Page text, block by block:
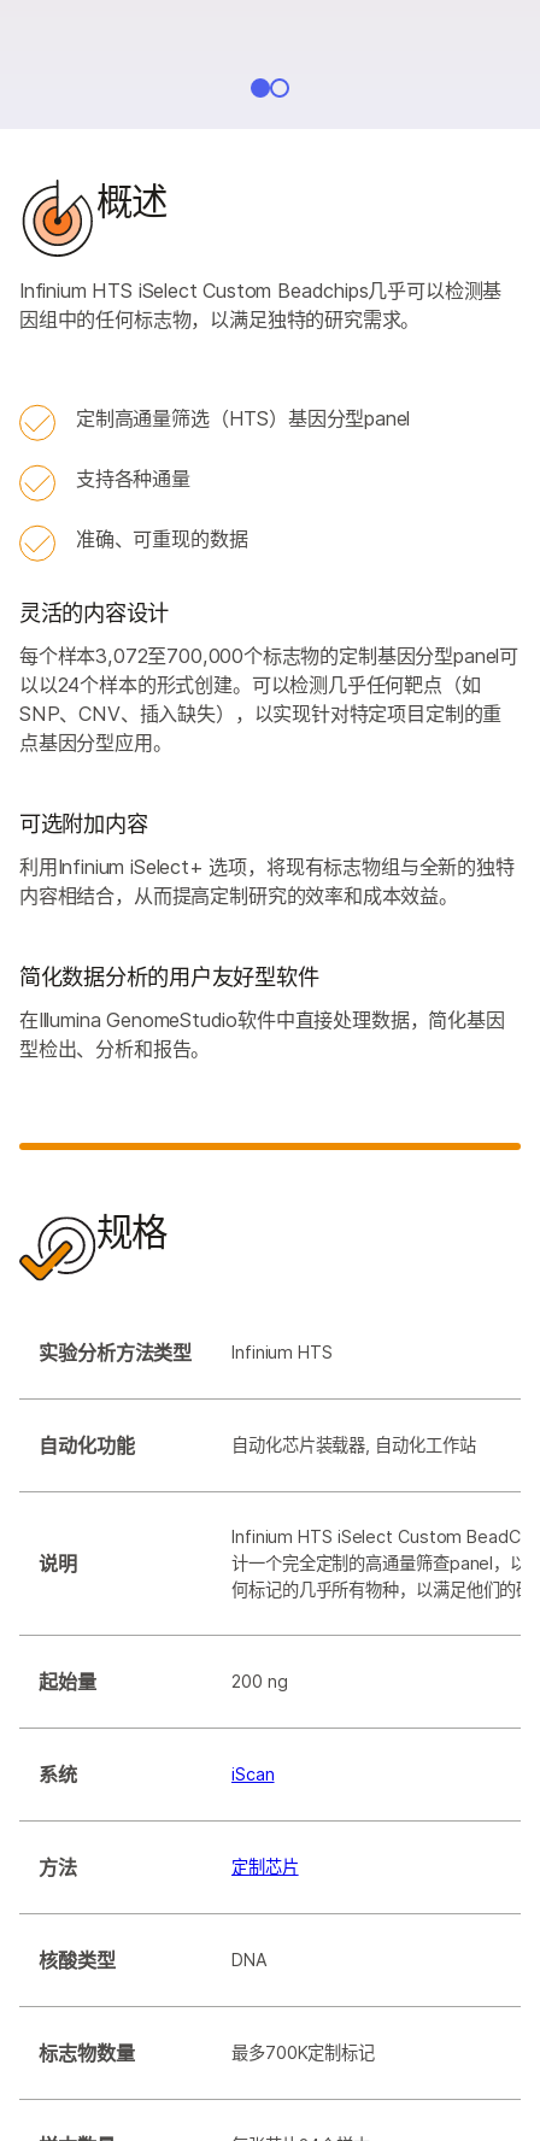
概述
Infinium HTS iSelect Custom Beadchips几乎可以检测基
因组中的任何标志物，以满足独特的研究需求。
定制高通量筛选（HTS）基因分型panel
支持各种通量
准确、可重现的数据
灵活的内容设计
每个样本3,072至700,000个标志物的定制基因分型panel可
以以24个样本的形式创建。可以检测几乎任何靶点（如
SNP、CNV、插入缺失），以实现针对特定项目定制的重
点基因分型应用。
可选附加内容
利用Infinium iSelect+ 选项，将现有标志物组与全新的独特
内容相结合，从而提高定制研究的效率和成本效益。
简化数据分析的用户友好型软件
在Illumina GenomeStudio软件中直接处理数据，简化基因
型检出、分析和报告。
规格
实验分析方法类型 Infinium HTS
自动化功能 自动化芯片装载器, ⾃动化⼯作站
说明
Infinium HTS iSelect Custom
计一个完全定制的高通量筛查panel，以
何标记的几乎所有物种，以满足他们的
起始量 200 ng
系统 iScan
方法 定制芯片
核酸类型 DNA
标志物数量 最多700K定制标记